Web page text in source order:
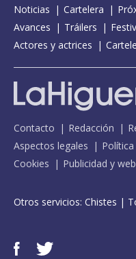
Noticias Cartelera
Avances
Tráilers
Actores y actrices
Contacto Redacción
Aspectos legales
Cookies
Publicidad y
Otros servicios: Chistes |